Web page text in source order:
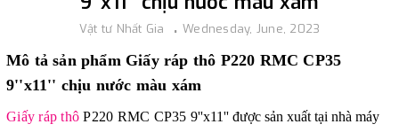
Vật tư Nhất Gia Wednesday, June, 2023
Mô tả sản phẩm Giấy ráp thô P220 RMC CP35
9''x11'' chịu nước màu xám
Giấy ráp thô P220 RMC CP35 9''x11'' được sản xuất tại nhà máy